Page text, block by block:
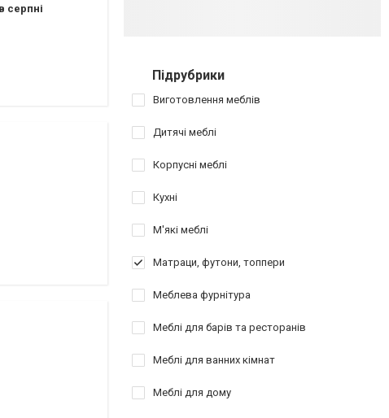
серпні
Підрубрики
Виготовлення меблів
Дитячі меблі
Корпусні меблі
Кухні
М'які меблі
Матраци, футони, топпери
Меблева фурнітура
Меблі для барів та ресторанів
Меблі для ванних кімнат
Меблі для дому